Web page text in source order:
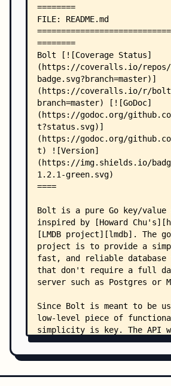
    ├── bolt_windows.go
    ├── boltsync_unix.go
    ├── bucket.go
    ├── bucket_test.go
    ├── cursor.go
    ├── cursor_test.go
    ├── db.go
    ├── db_test.go
    ├── doc.go
    ├── errors.go
    ├── freelist.go
    ├── freelist_test.go
    ├── LICENSE
    ├── Makefile
    ├── node.go
    ├── node_test.go
    ├── page_test.go
    ├── quick_test.go
    ├── simulation_test.go
    ├── tx.go
    ├── tx_test.go
    └── cmd/
        └── bolt/
            └── main_test.go